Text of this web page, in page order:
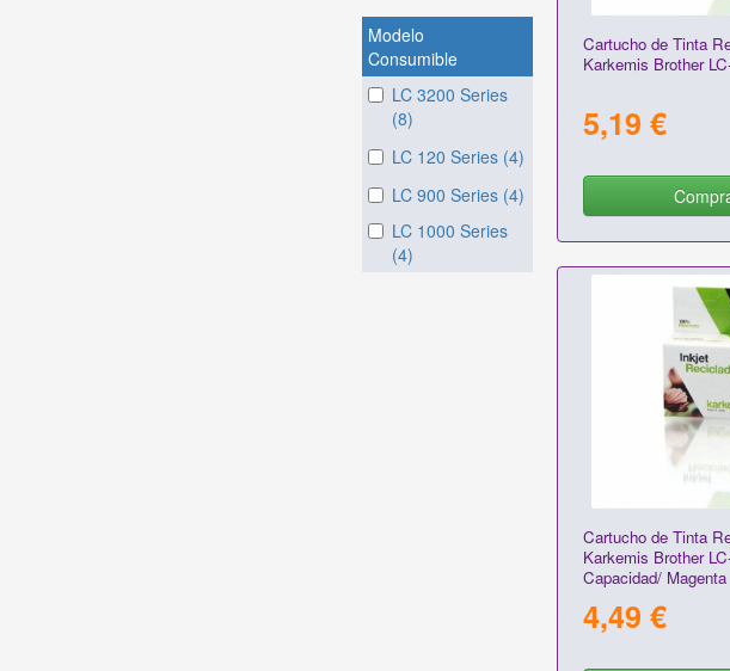
Modelo
Consumible
LC 3200 Series
(8)
LC 120 Series (4)
LC 900 Series (4)
LC 1000 Series
(4)
Cartucho de Tinta
Karkemis Brother
5,19 €
Cartucho de Tinta
Karkemis Brother
Capacidad/ Magenta
4,49 €